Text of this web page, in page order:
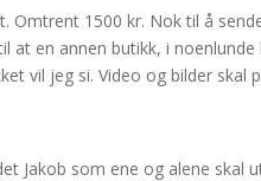
1500 kr. Nok til å
en annen butikk, i
vil jeg si. Video og bilder skal
Jakob som ene og alene